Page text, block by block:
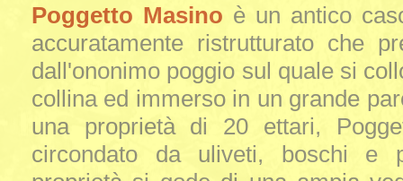
Poggetto Masino è un antico
accuratamente ristrutturato che
dall'ononimo poggio sul quale si
collina ed immerso in un grande
una proprietà di 20 ettari,
circondato da uliveti, boschi e